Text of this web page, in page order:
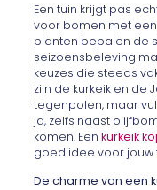
Een tuin krijgt pas
voor bomen met
planten bepalen de
seizoensbeleving
keuzes die steeds
zijn de kurkeik en de
tegenpolen, maar
ja, zelfs naast
komen. Eenkurkeik
goed idee voor jouw
De charme van een